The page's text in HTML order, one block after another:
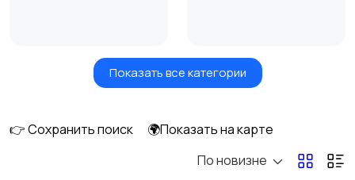
Кровати и матрасы Кухонные гарнитуры
Оформление
Показать все категории
👉 Сохранить поиск
🌍Показать на карте
По новизне